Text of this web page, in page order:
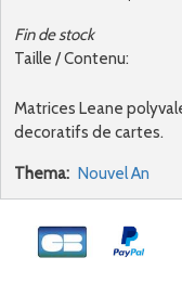
Taille / Contenu:
Fin de stock
Matrices Leane
decoratifs de cartes.
Thema: Nouvel An